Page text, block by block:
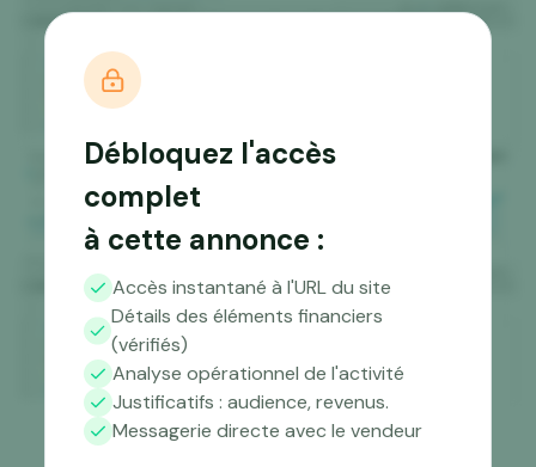
Débloquez l'accès
complet
à cette annonce :
Accès instantané à l'URL du site
Détails des éléments financiers
(vérifiés)
Analyse opérationnel de l'activité
Justificatifs : audience, revenus.
Messagerie directe avec le vendeur